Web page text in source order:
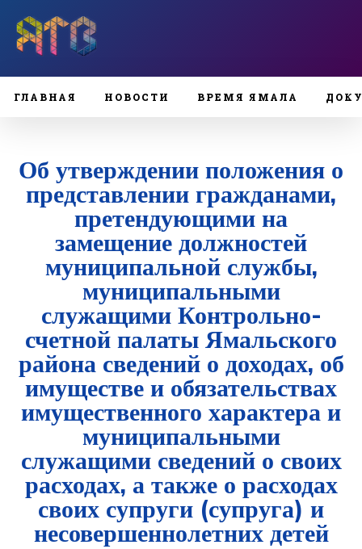
ГЛАВНАЯ НОВОСТИ ВРЕМЯ ЯМАЛА
Об утверждении положения о
представлении гражданами,
претендующими на
замещение должностей
муниципальной службы,
муниципальными
служащими Контрольно-
счетной палаты Ямальского
района сведений о доходах, об
имуществе и обязательствах
имущественного характера и
муниципальными
служащими сведений о своих
расходах, а также о расходах
своих супруги (супруга) и
несовершеннолетних детей